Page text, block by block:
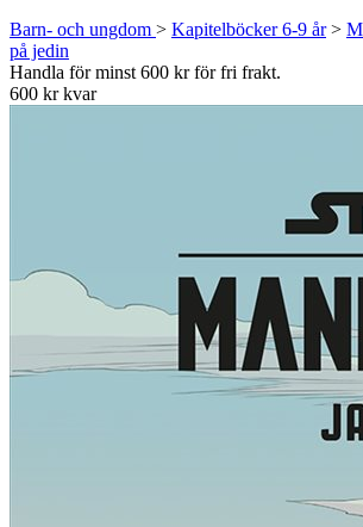
Barn- och ungdom > Kapitelböcker 6-9 år>
på jedin
Handla för minst 600 kr för fri frakt.
600 kr kvar